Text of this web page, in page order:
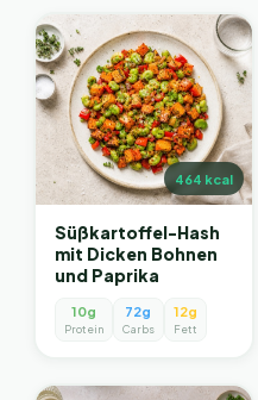
464 kcal
Süßkartoffel-Hash
mit Dicken Bohnen
und Paprika
10g
Protein
72g
Carbs
12g
Fett